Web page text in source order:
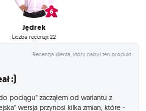
Jędrek
Liczba recenzji: 22
Recenzja klienta, który nabył ten produkt
:)
pociągu" zacząłem od wariantu z
wersja przynosi kilka zmian, które -